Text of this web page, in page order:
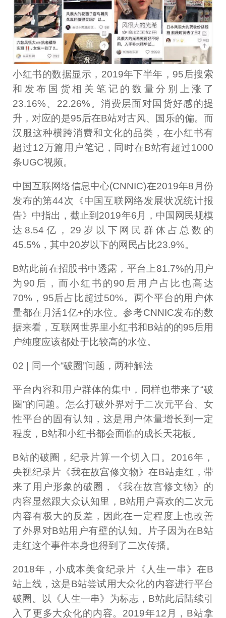
小红书的数据显示，2019年下半年，95后搜索
和发布国货相关笔记的数量分别上涨了
23.16%、22.26%。消费层面对国货好感的提
升，对应的是95后在B站对古风、国乐的偏。而
汉服这种横跨消费和文化的品类，在小红书有
超过12万篇用户笔记，同时在B站有超过1000
条UGC视频。
中国互联网络信息中心(CNNIC)在2019年8月份
发布的第44次《中国互联网络发展状况统计报
告》中指出，截止到2019年6月，中国网民规模
达8.54亿，29岁以下网民群体占总数的
45.5%，其中20岁以下的网民占比23.9%。
B站此前在招股书中透露，平台上81.7%的用户
为90后，而小红书的90后用户占比也高达
70%，95后占比超过50%。两个平台的用户体
量都在月活1亿+的水位。参考CNNIC发布的数
据来看，互联网世界里小红书和B站的的95后用
户纯度应该都处于比较高的水位。
02 | 同一个“破圈”问题，两种解法
平台内容和用户群体的集中，同样也带来了“破
圈”的问题。怎么打破外界对于二次元平台、女
性平台的固有认知，这是用户体量增长到一定
程度，B站和小红书都会面临的成长天花板。
B站的破圈，纪录片算一个切入口。2016年，
央视纪录片《我在故宫修文物》在B站走红，带
来了用户形象的破圈，《我在故宫修文物》的
内容显然跟大众认知里，B站用户喜欢的二次元
内容有极大的反差，因此在一定程度上也改善
了外界对B站用户有壁的认知。片子因为在B站
走红这个事件本身也得到了二次传播。
2018年，小成本美食纪录片《人生一串》在B
站上线，这是B站尝试用大众化的内容进行平台
破圈。以《人生一串》为标志，B站此后陆续引
入了更多大众化的内容。2019年12月，B站拿